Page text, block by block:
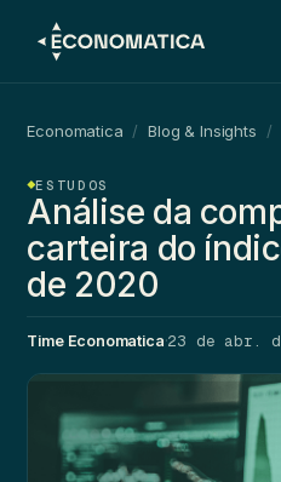
Economatica / Blog & Insights /
ESTUDOS
Análise da
carteira do
de 2020
Time Economatica·23 de abr.